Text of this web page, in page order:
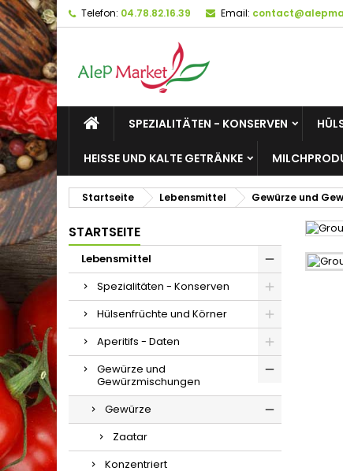
Telefon: 04.78.82.16.39 Email:
SPEZIALITÄTEN - KONSERVEN
HEISSE UND KALTE GETRÄNKE
Startseite Lebensmittel Gewürze und
STARTSEITE
Lebensmittel
Spezialitäten - Konserven
Hülsenfrüchte und Körner
Aperitifs - Daten
Gewürze und
Gewürzmischungen
Gewürze
Zaatar
Konzentriert